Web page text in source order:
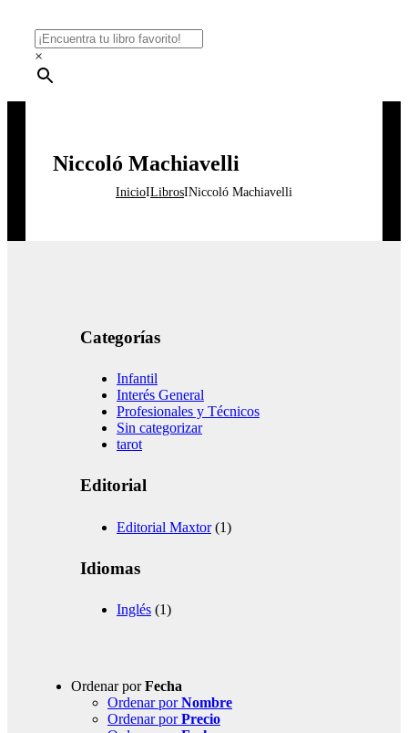
×
Niccoló Machiavelli
InicioILibrosINiccoló Machiavelli
Categorías
Infantil
Interés General
Profesionales y Técnicos
Sin categorizar
tarot
Editorial
Editorial Maxtor (1)
Idiomas
Inglés (1)
Ordenar porFecha
Ordenar porNombre
Ordenar porPrecio